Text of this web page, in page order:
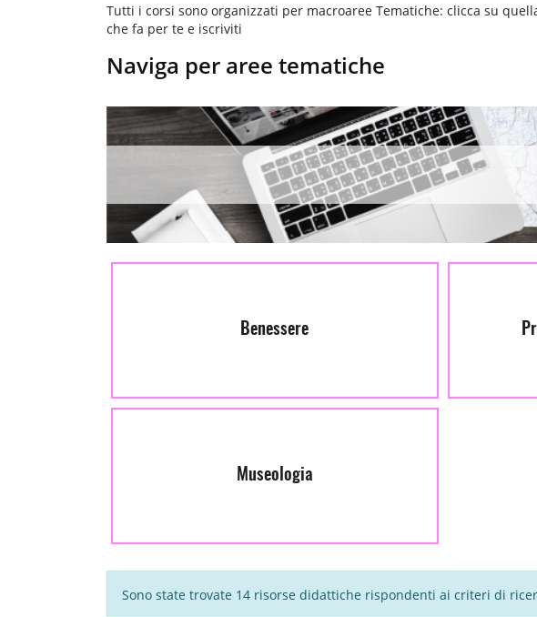
Tutti i corsi sono organizzati per macroaree Tematiche: clicca su
che fa per te e iscriviti
Naviga per aree tematiche
Benessere
Museologia
Sono state trovate 14 risorse didattiche rispondenti ai criteri di